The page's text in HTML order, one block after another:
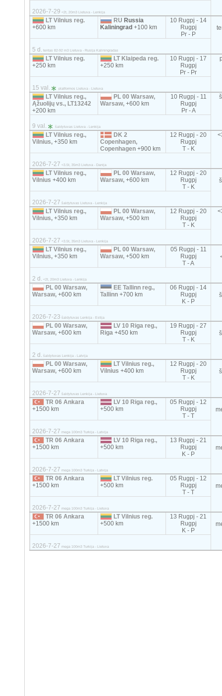
2026-7-29 <2t, 20m3 Lietuva - Lenkija
LT Vilnius reg.
+600 km
RU Russia
Kaliningrad +100 km
10 Rugpj - 14
Rugpj
Pr - P
5 d. tentas 82-92 m3 Lietuva - Rusija Kaliningradas
LT Vilnius reg.
+250 km
LT Klaipeda reg.
+250 km
10 Rugpj - 17
Rugpj
Pr - Pr
15 val. platformos Lietuva - Lietuva
LT Vilnius reg.,
Ąžuolijų vs., LT13242
+200 km
PL 00 Warsaw,
Warsaw,+600 km
10 Rugpj - 11
Rugpj
Pr - A
9 val. šaldytuvas Lietuva - Lenkija
LT Vilnius reg.,
Vilnius,+350 km
DK 2
Copenhagen,
Copenhagen+900 km
12 Rugpj - 20
Rugpj
T - K
2026-7-27 <3.5t, 35m3 Lietuva - Danija
LT Vilnius reg.,
Vilnius+400 km
PL 00 Warsaw,
Warsaw,+600 km
12 Rugpj - 20
Rugpj
T - K
2026-7-27 šaldytuvas Lietuva - Lenkija
LT Vilnius reg.,
Vilnius,+350 km
PL 00 Warsaw,
Warsaw,+500 km
12 Rugpj - 20
Rugpj
T - K
2026-7-27 <3.5t, 35m3 Lietuva - Lenkija
LT Vilnius reg.,
Vilnius,+350 km
PL 00 Warsaw,
Warsaw,+500 km
05 Rugpj - 11
Rugpj
T - A
2 d. <2t, 20m3 Lietuva - Lenkija
PL 00 Warsaw,
Warsaw,+600 km
EE Tallinn reg.,
Tallinn+700 km
06 Rugpj - 14
Rugpj
K - P
2026-7-23 šaldytuvas Lenkija - Estija
PL 00 Warsaw,
Warsaw,+600 km
LV 10 Riga reg.,
Riga+450 km
19 Rugpj - 27
Rugpj
T - K
2 d. šaldytuvas Lenkija - Latvija
PL 00 Warsaw,
Warsaw,+600 km
LT Vilnius reg.,
Vilnius+400 km
12 Rugpj - 20
Rugpj
T - K
2026-7-27 šaldytuvas Lenkija - Lietuva
TR 06 Ankara
+1500 km
LV 10 Riga reg.,
+500 km
05 Rugpj - 12
Rugpj
T - T
2026-7-27 mega 100m3 Turkija - Latvija
TR 06 Ankara
+1500 km
LV 10 Riga reg.,
+500 km
13 Rugpj - 21
Rugpj
K - P
2026-7-27 mega 100m3 Turkija - Latvija
TR 06 Ankara
+1500 km
LT Vilnius reg.
+500 km
05 Rugpj - 12
Rugpj
T - T
2026-7-27 mega 100m3 Turkija - Lietuva
TR 06 Ankara
+1500 km
LT Vilnius reg.
+500 km
13 Rugpj - 21
Rugpj
K - P
2026-7-27 mega 100m3 Turkija - Lietuva